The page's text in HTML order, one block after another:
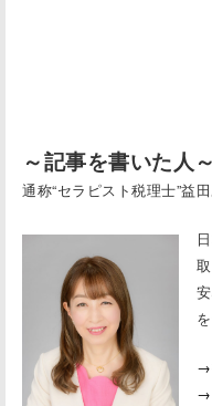
～記事を書いた人～
通称“セラピスト税理士”
→
→